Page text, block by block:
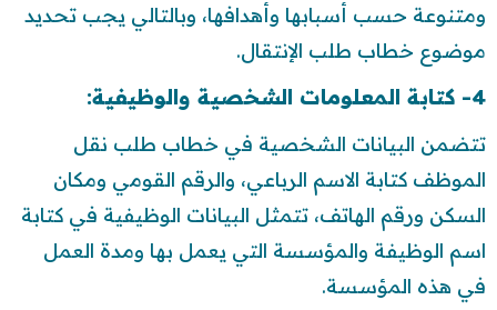
ومتنوعة حسب أسبابها وأهدافها، وبالتالي يجب تحديد
موضوع خطاب طلب الإنتقال.
4- كتابة المعلومات الشخصية والوظيفية:
تتضمن البيانات الشخصية في خطاب طلب نقل
الموظف كتابة الاسم الرباعي، والرقم القومي ومكان
السكن ورقم الهاتف، تتمثل البيانات الوظيفية في كتابة
اسم الوظيفة والمؤسسة التي يعمل بها ومدة العمل
في هذه المؤسسة.